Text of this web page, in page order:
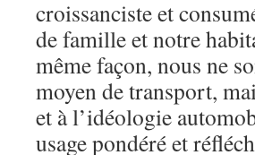
croissanciste et
de famille et notre
même façon, nous ne
moyen de transport,
et à l’idéologie
usage pondéré et